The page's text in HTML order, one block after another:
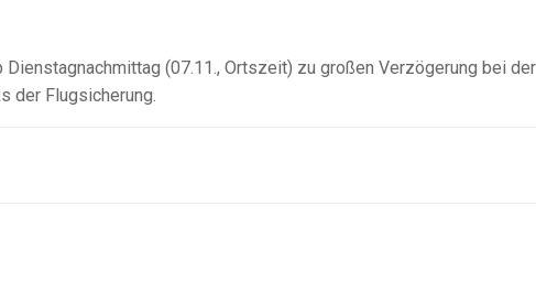
(07.11., Ortszeit) zu großen Verzögerung bei der
der Flugsicherung.